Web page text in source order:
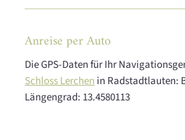
Anreise per Auto
Die GPS-Daten für Ihr
Schloss Lerchen in Radstadtlauten:
Längengrad: 13.4580113